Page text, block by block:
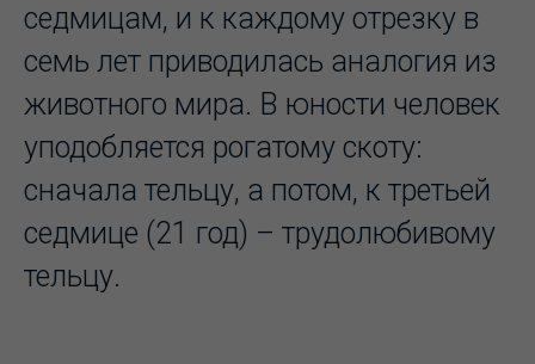
седмицам, и к каждому отрезку в
семь лет приводилась аналогия из
животного мира. В юности человек
уподобляется рогатому скоту:
сначала тельцу, а потом, к третьей
седмице (21 год) – трудолюбивому
тельцу.